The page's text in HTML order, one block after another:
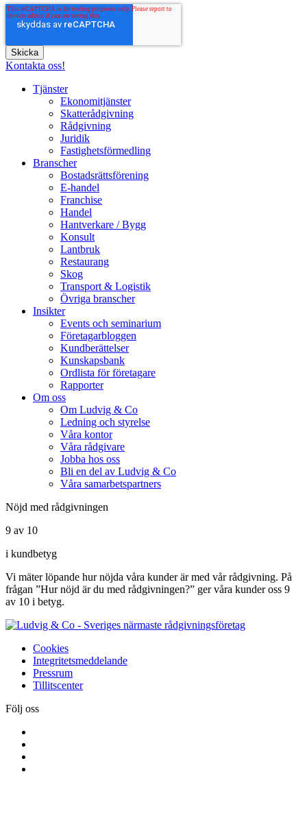
Kontakta oss!
Tjänster
Ekonomitjänster
Skatterådgivning
Rådgivning
Juridik
Fastighetsförmedling
Branscher
Bostadsrättsförening
E-handel
Franchise
Handel
Hantverkare / Bygg
Konsult
Lantbruk
Restaurang
Skog
Transport & Logistik
Övriga branscher
Insikter
Events och seminarium
Företagarbloggen
Kundberättelser
Kunskapsbank
Ordlista för företagare
Rapporter
Om oss
Om Ludvig & Co
Ledning och styrelse
Våra kontor
Våra rådgivare
Jobba hos oss
Bli en del av Ludvig & Co
Våra samarbetspartners
Nöjd med rådgivningen
9 av 10
i kundbetyg
Vi mäter löpande hur nöjda våra kunder är med vår rådgivning. På
frågan ”Hur nöjd är du med rådgivningen?” ger våra kunder oss 9
av 10 i betyg.
Cookies
Integritetsmeddelande
Pressrum
Tillitscenter
Följ oss